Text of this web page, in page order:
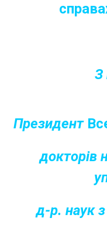
З
Президент
докторів
д-р. наук